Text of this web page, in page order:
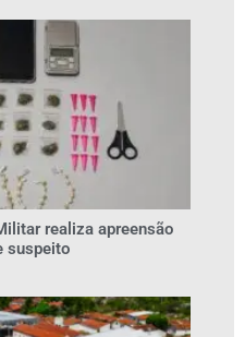
realiza apreensão
suspeito